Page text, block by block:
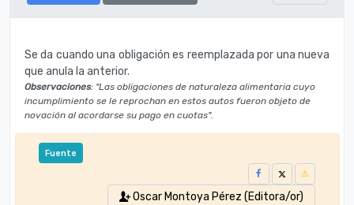
Se da cuando una obligación es reemplazada por una nueva
que anula la anterior.
Observaciones: "Las obligaciones de naturaleza alimentaria cuyo
incumplimiento se le reprochan en estos autos fueron objeto de
novación al acordarse su pago en cuotas".
Fuente
Oscar Montoya Pérez (Editora/or)